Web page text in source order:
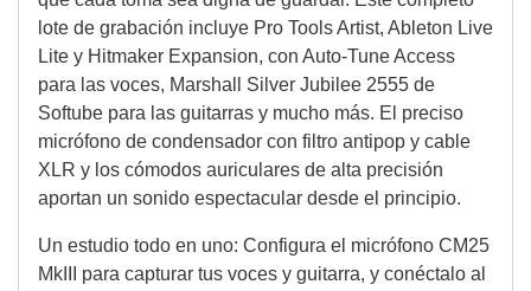
lote de grabación incluye Pro Tools Artist, Ableton Live
Lite y Hitmaker Expansion, con Auto-Tune Access
para las voces, Marshall Silver Jubilee 2555 de
Softube para las guitarras y mucho más. El preciso
micrófono de condensador con filtro antipop y cable
XLR y los cómodos auriculares de alta precisión
aportan un sonido espectacular desde el principio.
Un estudio todo en uno: Configura el micrófono CM25
MkIII para capturar tus voces y guitarra, y conéctalo al